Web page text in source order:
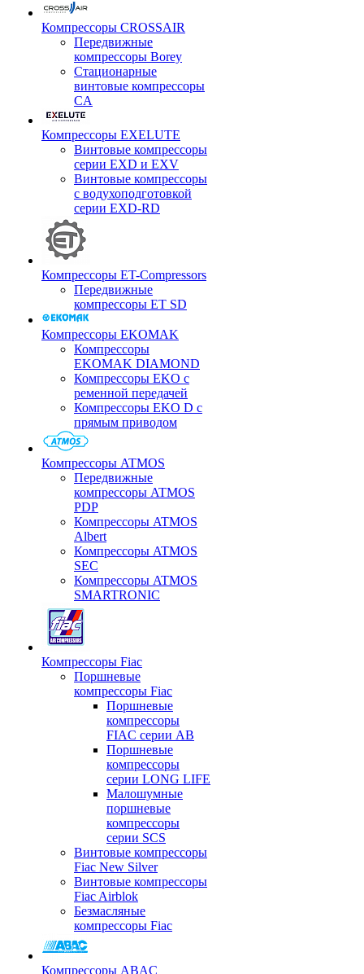
Компрессоры CROSSAIR
Передвижные
компрессоры Borey
Стационарные
винтовые компрессоры
CA
Компрессоры EXELUTE
Винтовые компрессоры
серии EXD и EXV
Винтовые компрессоры
с водухоподготовкой
серии EXD-RD
Компрессоры ET-Compressors
Передвижные
компрессоры ET SD
Компрессоры EKOMAK
Компрессоры
EKOMAK DIAMOND
Компрессоры EKO c
ременной передачей
Компрессоры EKO D с
прямым приводом
Компрессоры ATMOS
Передвижные
компрессоры ATMOS
PDP
Компрессоры ATMOS
Albert
Компрессоры ATMOS
SEC
Компрессоры ATMOS
SMARTRONIC
Компрессоры Fiac
Поршневые
компрессоры Fiac
Поршневые
компрессоры
FIAC серии AB
Поршневые
компрессоры
серии LONG LIFE
Малошумные
поршневые
компрессоры
серии SCS
Винтовые компрессоры
Fiac New Silver
Винтовые компрессоры
Fiac Airblok
Безмасляные
компрессоры Fiac
Компрессоры ABAC